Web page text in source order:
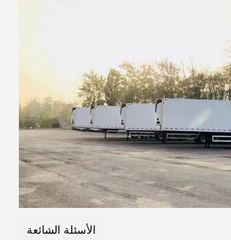
الأسئلة الشائعة